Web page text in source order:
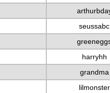
seussabc
harryhh
grandma
lilmonster